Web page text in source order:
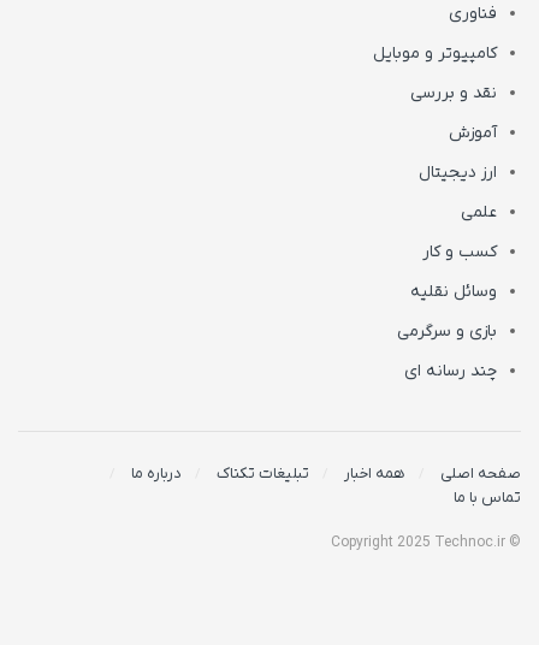
فناوری
کامپیوتر و موبایل
نقد و بررسی
آموزش
ارز دیجیتال
علمی
کسب و کار
وسائل نقلیه
بازی و سرگرمی
چند رسانه ای
صفحه اصلی همه اخبار تبلیغات تکناک
درباره ما
تماس با ما
© Copyright 2025 Technoc.ir